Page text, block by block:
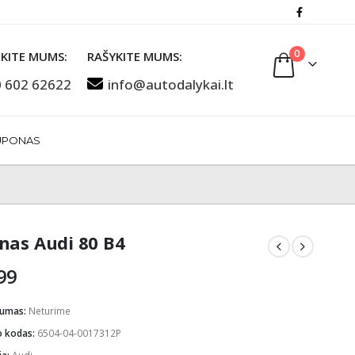
MUMS:
602 62622
RAŠYKITE MUMS:
info@autodalykai.lt
0
Audi 80 B4
Neturime
kodas: 6504-04-0017312P